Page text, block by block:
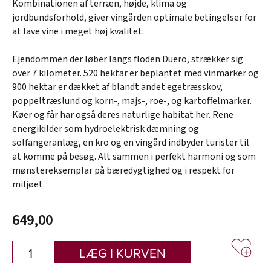
Kombinationen af terræn, højde, klima og
jordbundsforhold, giver vingården optimale betingelser for
at lave vine i meget høj kvalitet.
Ejendommen der løber langs floden Duero, strækker sig
over 7 kilometer. 520 hektar er beplantet med vinmarker og
900 hektar er dækket af blandt andet egetræsskov,
poppeltræslund og korn-, majs-, roe-, og kartoffelmarker.
Køer og får har også deres naturlige habitat her. Rene
energikilder som hydroelektrisk dæmning og
solfangeranlæg, en kro og en vingård indbyder turister til
at komme på besøg. Alt sammen i perfekt harmoni og som
mønstereksemplar på bæredygtighed og i respekt for
miljøet.
649,00
LÆG I KURVEN